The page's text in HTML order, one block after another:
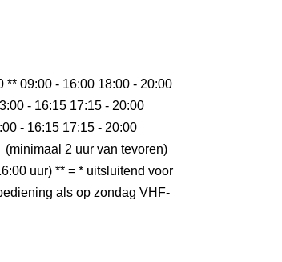
** 09:00 - 16:00 18:00 - 20:00
- 16:15 17:15 - 20:00
- 16:15 17:15 - 20:00
2 uur van tevoren)
uur) ** = * uitsluitend voor
als op zondag VHF-